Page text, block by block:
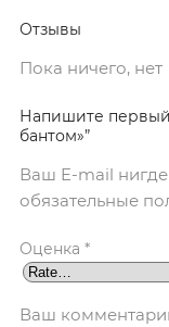
Отзывы
Пока ничего, нет
Напишите
бантом»”
Ваш E-mail нигде
обязательные
Оценка *
Ваш